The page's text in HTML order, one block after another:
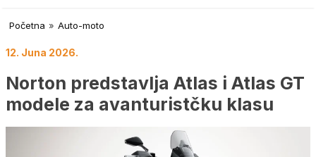
Početna » Auto-moto
12. Juna 2026.
Norton predstavlja Atlas i Atlas GT
modele za avanturistčku klasu